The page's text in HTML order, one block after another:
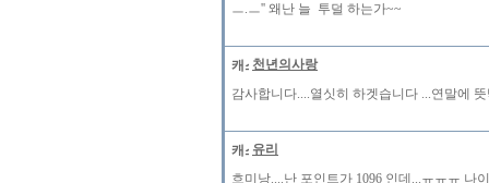
ㅡ.ㅡ'' 왜난 늘 투덜 하는가~~
천년의사랑
감사합니다....열싯히 하겟습니다 ...연말에
유리
흐미낭....난 포인트가 1096 인데...ㅠㅠㅠ 나